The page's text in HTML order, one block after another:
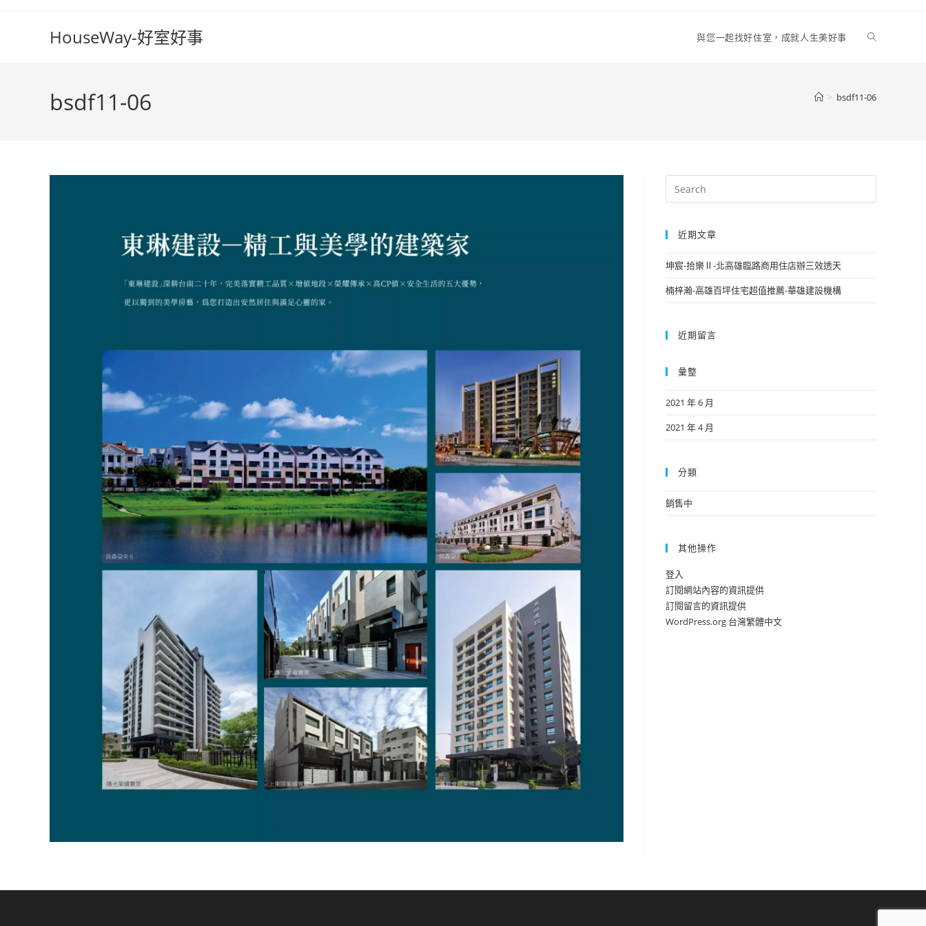
HouseWay-好室好事 與您一起找好住室，成就人生美好事 Toggle
bsdf11-06 > bsdf11-06
近期文章
坤宸-拾樂Ⅱ-北高雄臨路商用住店辦三效透天
楠梓瀚-高雄百坪住宅超值推薦-華雄建設機構
近期留言
彙整
2021 年 6 月
2021 年 4 月
分類
銷售中
其他操作
登入
訂閱網站內容的資訊提供
訂閱留言的資訊提供
WordPress.org 台灣繁體中文